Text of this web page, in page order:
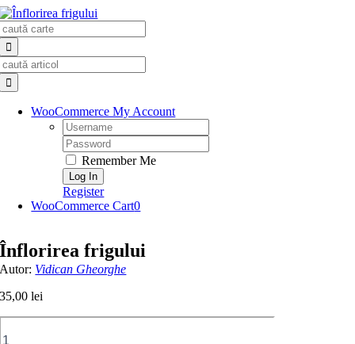
Skip
to
content
WooCommerce My Account
Username:
Password:
Remember Me
Register
WooCommerce Cart0
Înflorirea frigului
Autor: Vidican Gheorghe
35,00lei